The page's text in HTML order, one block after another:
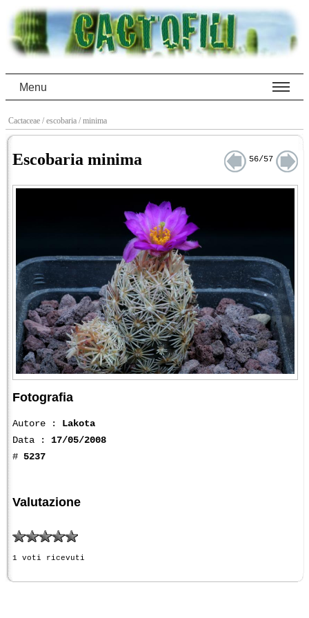
Menu
Cactaceae / escobaria / minima
Escobaria minima 56/57
Fotografia
Autore : Lakota
Data : 17/05/2008
# 5237
Valutazione
1 voti ricevuti